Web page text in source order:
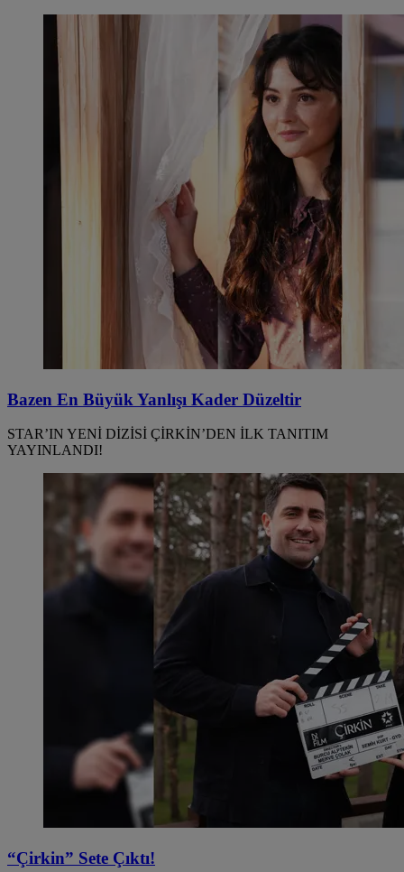
Bazen En Büyük Yanlışı Kader Düzeltir
STAR’IN YENİ DİZİSİ ÇİRKİN’DEN İLK TANITIM
YAYINLANDI!
“Çirkin” Sete Çıktı!